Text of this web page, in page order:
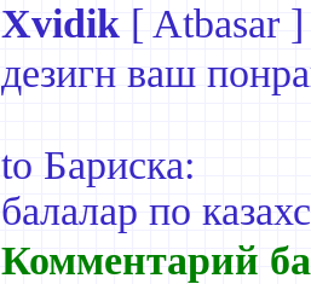
Xvidik [ Atbasar ]
дезигн ваш
to Бариска:
балалар по
Комментарий